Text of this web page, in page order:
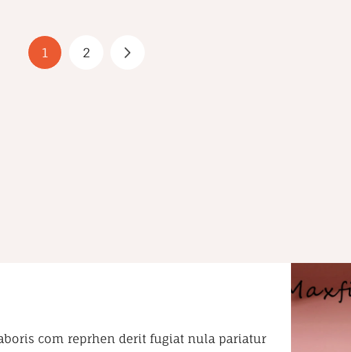
1 2
com reprhen derit fugiat nula pariatur